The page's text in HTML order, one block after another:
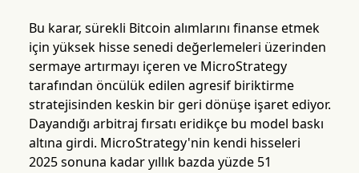
Bu karar, sürekli Bitcoin alımlarını finanse etmek
için yüksek hisse senedi değerlemeleri üzerinden
sermaye artırmayı içeren ve MicroStrategy
tarafından öncülük edilen agresif biriktirme
stratejisinden keskin bir geri dönüşe işaret ediyor.
Dayandığı arbitraj fırsatı eridikçe bu model baskı
altına girdi. MicroStrategy'nin kendi hisseleri
2025 sonuna kadar yıllık bazda yüzde 51